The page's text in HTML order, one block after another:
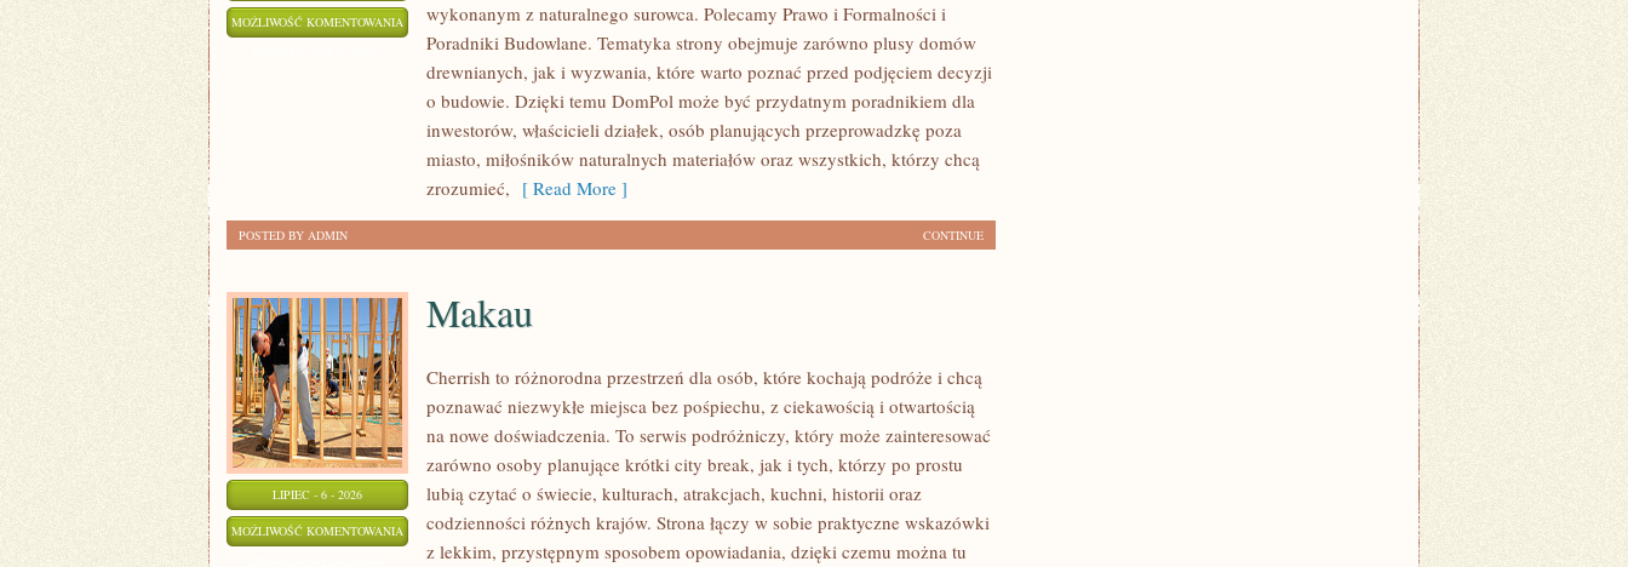
MOŻLIWOŚĆ KOMENTOWANIA TECHNOLOGIE
KONSTRUKCJE
wykonanym z naturalnego surowca. Polecamy Prawo i Formalności i
Poradniki Budowlane. Tematyka strony obejmuje zarówno plusy domów
drewnianych, jak i wyzwania, które warto poznać przed podjęciem decyzji
o budowie. Dzięki temu DomPol może być przydatnym poradnikiem dla
inwestorów, właścicieli działek, osób planujących przeprowadzkę poza
miasto, miłośników naturalnych materiałów oraz wszystkich, którzy chcą
zrozumieć, [ Read More ]
CONTINUE
POSTED BY ADMIN
LIPIEC - 6 - 2026
MOŻLIWOŚĆ KOMENTOWANIA MAKAU
Makau
Cherrish to różnorodna przestrzeń dla osób, które kochają podróże i chcą
poznawać niezwykłe miejsca bez pośpiechu, z ciekawością i otwartością
na nowe doświadczenia. To serwis podróżniczy, który może zainteresować
zarówno osoby planujące krótki city break, jak i tych, którzy po prostu
lubią czytać o świecie, kulturach, atrakcjach, kuchni, historii oraz
codzienności różnych krajów. Strona łączy w sobie praktyczne wskazówki
z lekkim, przystępnym sposobem opowiadania, dzięki czemu można tu